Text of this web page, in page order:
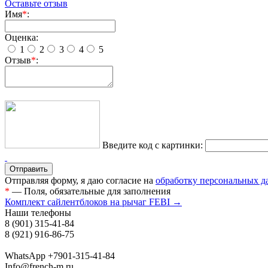
Оставьте отзыв
Имя*:
Оценка:
1
2 3 4
5
Отзыв*:
Введите код с картинки:
Отправляя форму, я даю согласие на обработку персональных
* — Поля, обязательные для заполнения
Комплект сайлентблоков на рычаг FEBI →
Наши телефоны
8 (901) 315-41-84
8 (921) 916-86-75
WhatsApp +7901-315-41-84